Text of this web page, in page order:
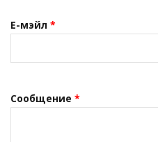
Е-мэйл *
Сообщение *